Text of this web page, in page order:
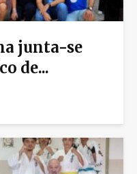
junta-se
de...